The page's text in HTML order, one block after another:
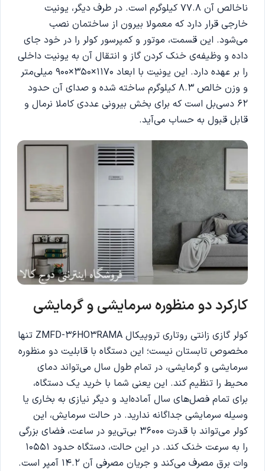
ناخالص آن 77.8 کیلوگرم است. در طرف دیگر، یونیت
خارجی قرار دارد که معمولا بیرون از ساختمان نصب
می‌شود. این قسمت، موتور و کمپرسور کولر را در خود جای
داده و وظیفه‌ی خنک کردن گاز و انتقال آن به یونیت داخلی
را بر عهده دارد. این یونیت با ابعاد 1170×350×900 میلی‌متر
و وزن خالص 8.3 کیلوگرم ساخته شده و صدای آن حدود
62 دسی‌بل است که برای بخش بیرونی عددی کاملا نرمال و
قابل قبول به حساب می‌آید.
کارکرد دو منظوره سرمایشی و گرمایشی
کولر گازی زانتی روتاری تروپیکال ZMFD-36HO3RAMA تنها
مخصوص تابستان نیست؛ این دستگاه با قابلیت دو منظوره
سرمایشی و گرمایشی، در تمام طول سال می‌تواند دمای
محیط را تنظیم کند. این یعنی شما با خرید یک دستگاه،
برای تمام فصل‌های سال آماده‌اید و دیگر نیازی به بخاری یا
وسیله سرمایشی جداگانه ندارید. در حالت سرمایش، این
کولر می‌تواند با قدرت 36000 بی‌تی‌یو در ساعت، فضای بزرگی
را به سرعت خنک کند. در این حالت، دستگاه حدود 10551
وات برق مصرف می‌کند و جریان مصرفی آن 14.2 آمپر است.